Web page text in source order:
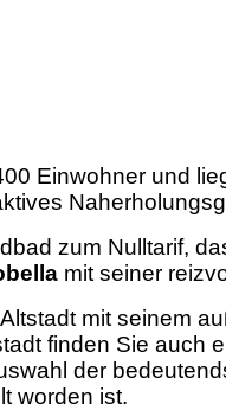
Einwohner und
zum Nulltarif,
mit seiner
mit seinem
finden Sie auch
der
worden ist.